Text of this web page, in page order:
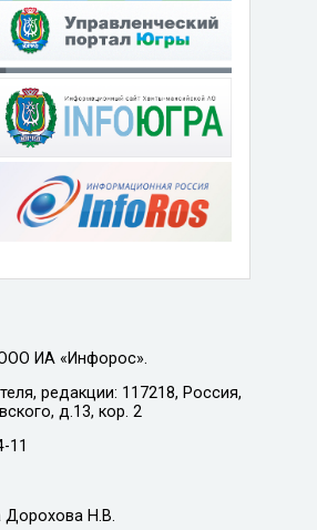
ИА «Инфорос».
редакции: 117218, Россия,
д.13, кор. 2
11
Дорохова Н.В.